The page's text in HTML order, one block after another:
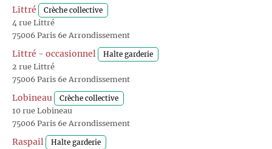
Littré Crèche collective
4 rue Littré
75006 Paris 6e Arrondissement
Littré - occasionnel Halte garderie
2 rue Littré
75006 Paris 6e Arrondissement
Lobineau Crèche collective
10 rue Lobineau
75006 Paris 6e Arrondissement
Raspail Halte garderie